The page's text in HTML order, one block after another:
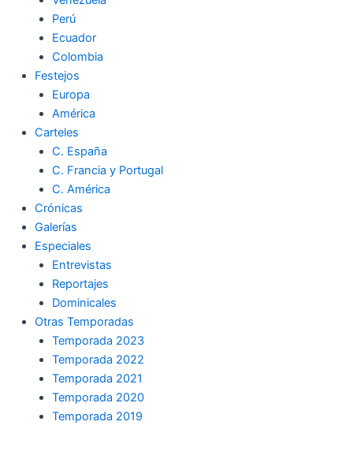
Perú
Ecuador
Colombia
Festejos
Europa
América
Carteles
C. España
C. Francia y Portugal
C. América
Crónicas
Galerías
Especiales
Entrevistas
Reportajes
Dominicales
Otras Temporadas
Temporada 2023
Temporada 2022
Temporada 2021
Temporada 2020
Temporada 2019